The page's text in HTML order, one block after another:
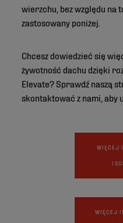
wierzchu, bez względu na
zastosowany poniżej.
Chcesz dowiedzieć się
żywotność dachu dzięki
Elevate? Sprawdź naszą
skontaktować z nami, aby
WIĘCEJ
WIĘCEJ